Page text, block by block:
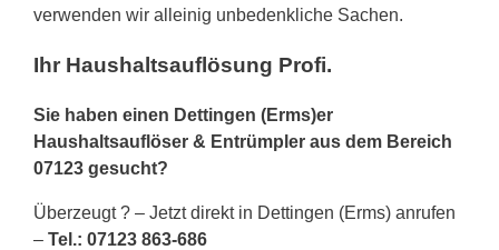
verwenden wir alleinig unbedenkliche Sachen.
Ihr Haushaltsauflösung Profi.
Sie haben einen Dettingen (Erms)er
Haushaltsauflöser & Entrümpler aus dem Bereich
07123 gesucht?
Überzeugt ? – Jetzt direkt in Dettingen (Erms) anrufen
– Tel.: 07123 863-686